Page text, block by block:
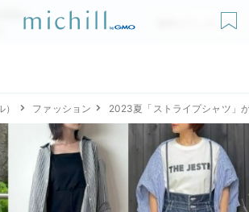
が
無料ダウンロード
ファッション 2023夏「ストライプシャツ」